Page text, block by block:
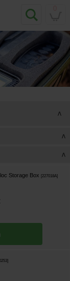
>
>
>
Storage Box [227018A]
]